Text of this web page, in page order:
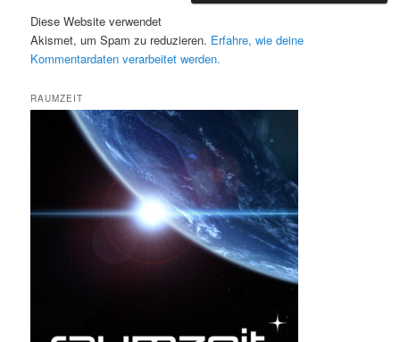
Diese Website verwendet
Akismet, um Spam zu reduzieren. Erfahre, wie deine
Kommentardaten verarbeitet werden.
RAUMZEIT